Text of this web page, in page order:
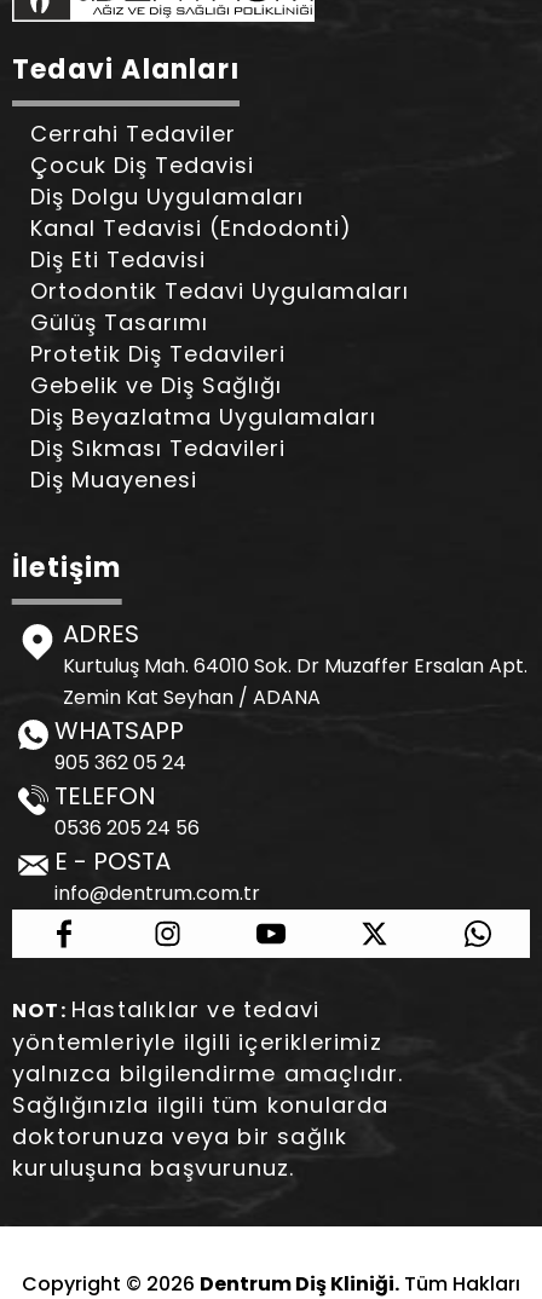
Tedavi Alanları
Cerrahi Tedaviler
Çocuk Diş Tedavisi
Diş Dolgu Uygulamaları
Kanal Tedavisi (Endodonti)
Diş Eti Tedavisi
Ortodontik Tedavi Uygulamaları
Gülüş Tasarımı
Protetik Diş Tedavileri
Gebelik ve Diş Sağlığı
Diş Beyazlatma Uygulamaları
Diş Sıkması Tedavileri
Diş Muayenesi
İletişim
ADRES
Kurtuluş Mah. 64010 Sok. Dr Muzaffer Ersalan Apt.
Zemin Kat Seyhan / ADANA
WHATSAPP
905 362 05 24
TELEFON
0536 205 24 56
E - POSTA
info@dentrum.com.tr
NOT: Hastalıklar ve tedavi
yöntemleriyle ilgili içeriklerimiz
yalnızca bilgilendirme amaçlıdır.
Sağlığınızla ilgili tüm konularda
doktorunuza veya bir sağlık
kuruluşuna başvurunuz.
Copyright © 2026 Dentrum Diş Kliniği. Tüm Hakları